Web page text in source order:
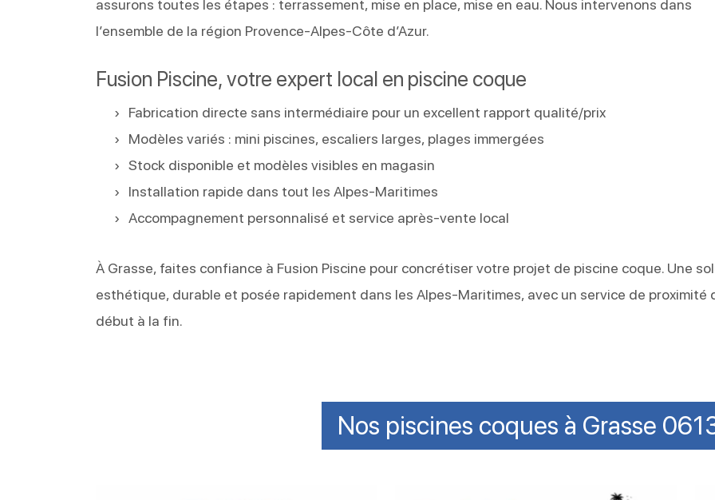
assurons toutes les étapes : terrassement, mise en place, mise en eau. Nous intervenons dans
l’ensemble de la région Provence-Alpes-Côte d’Azur.
Fusion Piscine, votre expert local en piscine coque
Fabrication directe sans intermédiaire pour un excellent rapport qualité/prix
Modèles variés : mini piscines, escaliers larges, plages immergées
Stock disponible et modèles visibles en magasin
Installation rapide dans tout les Alpes-Maritimes
Accompagnement personnalisé et service après-vente local
À Grasse, faites confiance à Fusion Piscine pour concrétiser votre projet de piscine coque. Une
esthétique, durable et posée rapidement dans les Alpes-Maritimes, avec un service de proximité
début à la fin.
Nos piscines coques à Grasse